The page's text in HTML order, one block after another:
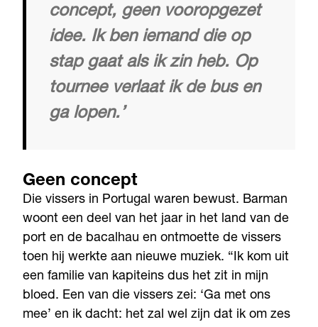
concept, geen vooropgezet
idee. Ik ben iemand die op
stap gaat als ik zin heb. Op
tournee verlaat ik de bus en
ga lopen.’
Geen concept
Die vissers in Portugal waren bewust. Barman
woont een deel van het jaar in het land van de
port en de bacalhau en ontmoette de vissers
toen hij werkte aan nieuwe muziek. “Ik kom uit
een familie van kapiteins dus het zit in mijn
bloed. Een van die vissers zei: ‘Ga met ons
mee’ en ik dacht: het zal wel zijn dat ik om zes